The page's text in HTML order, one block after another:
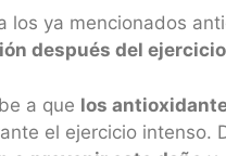
los ya mencionados
después del
a que los
el ejercicio intenso.